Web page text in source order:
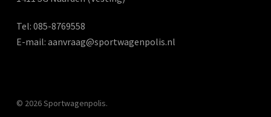
Tel: 085-8769558
E-mail: aanvraag@sportwagenpolis.nl
© 2026 Sportwagenpolis.